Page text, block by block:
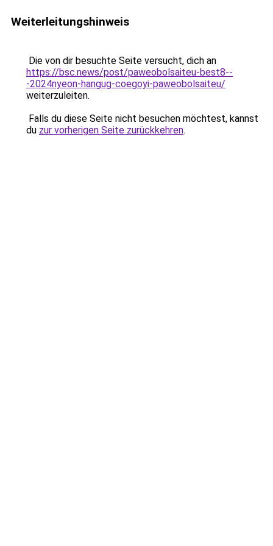
Weiterleitungshinweis
Die von dir besuchte Seite versucht, dich an
https://bsc.news/post/paweobolsaiteu-best8--
-2024nyeon-hangug-coegoyi-paweobolsaiteu/
weiterzuleiten.
Falls du diese Seite nicht besuchen möchtest, kannst
du zur vorherigen Seite zurückkehren.